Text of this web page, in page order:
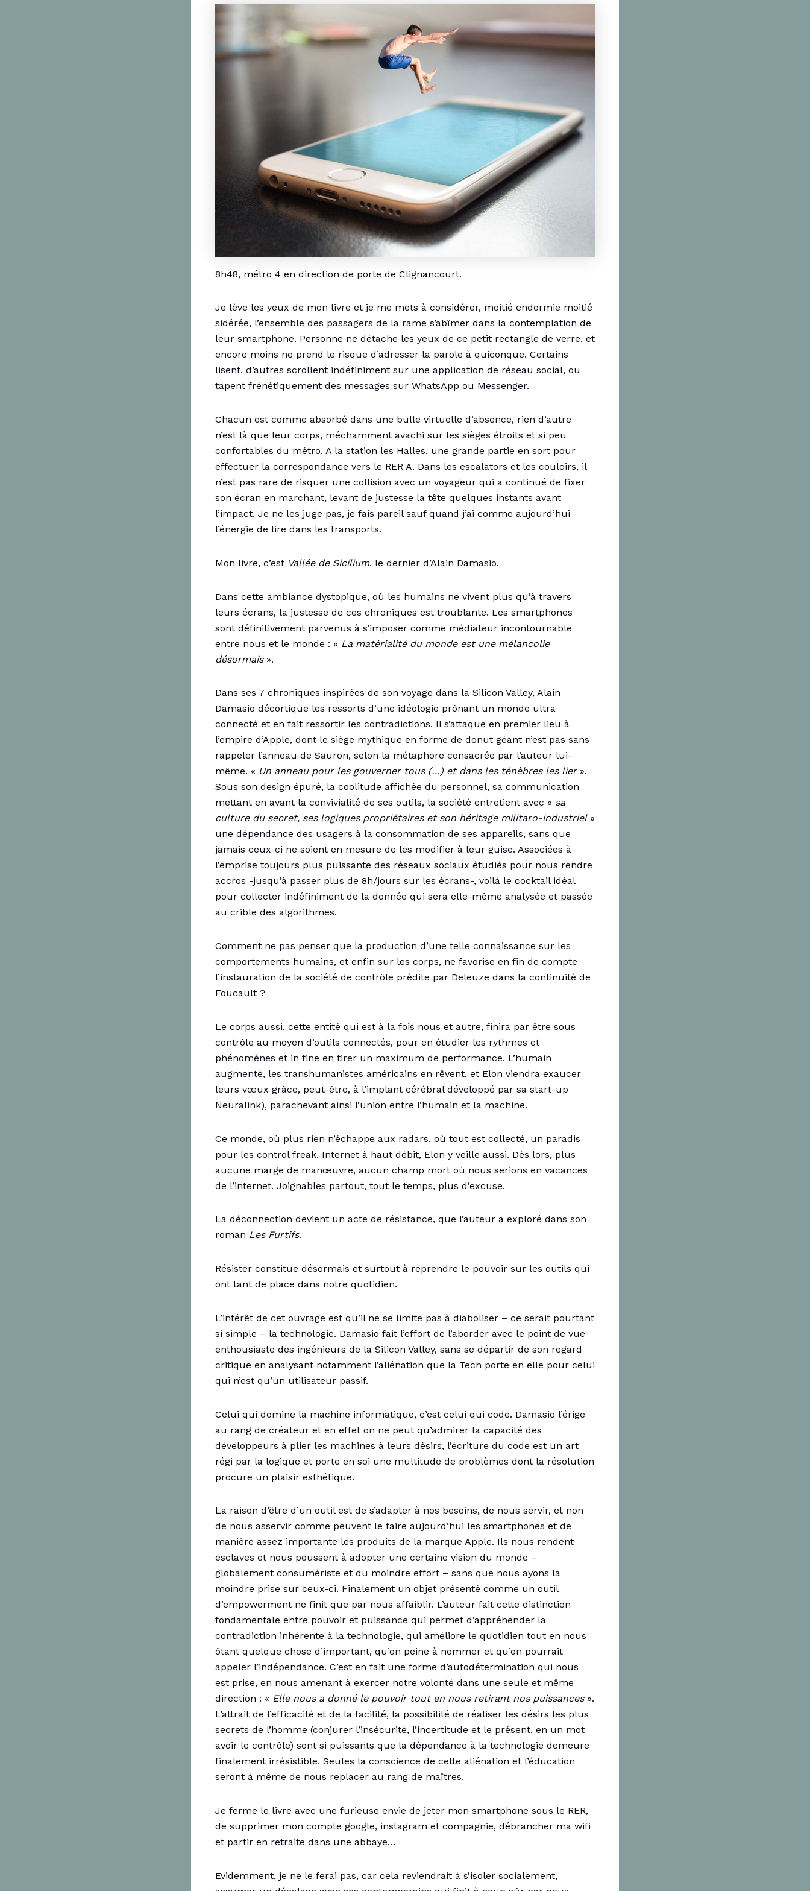
8h48, métro 4 en direction de porte de Clignancourt.
Je lève les yeux de mon livre et je me mets à considérer, moitié endormie moitié
sidérée, l’ensemble des passagers de la rame s’abîmer dans la contemplation de
leur smartphone. Personne ne détache les yeux de ce petit rectangle de verre, et
encore moins ne prend le risque d’adresser la parole à quiconque. Certains
lisent, d’autres scrollent indéfiniment sur une application de réseau social, ou
tapent frénétiquement des messages sur WhatsApp ou Messenger.
Chacun est comme absorbé dans une bulle virtuelle d’absence, rien d’autre
n’est là que leur corps, méchamment avachi sur les sièges étroits et si peu
confortables du métro. A la station les Halles, une grande partie en sort pour
effectuer la correspondance vers le RER A. Dans les escalators et les couloirs, il
n’est pas rare de risquer une collision avec un voyageur qui a continué de fixer
son écran en marchant, levant de justesse la tête quelques instants avant
l’impact. Je ne les juge pas, je fais pareil sauf quand j’ai comme aujourd’hui
l’énergie de lire dans les transports.
Mon livre, c’est Vallée de Sicilium, le dernier d’Alain Damasio.
Dans cette ambiance dystopique, où les humains ne vivent plus qu’à travers
leurs écrans, la justesse de ces chroniques est troublante. Les smartphones
sont définitivement parvenus à s’imposer comme médiateur incontournable
entre nous et le monde : « La matérialité du monde est une mélancolie
désormais ».
Dans ses 7 chroniques inspirées de son voyage dans la Silicon Valley, Alain
Damasio décortique les ressorts d’une idéologie prônant un monde ultra
connecté et en fait ressortir les contradictions. Il s’attaque en premier lieu à
l’empire d’Apple, dont le siège mythique en forme de donut géant n’est pas sans
rappeler l’anneau de Sauron, selon la métaphore consacrée par l’auteur lui-
même. « Un anneau pour les gouverner tous (…) et dans les ténèbres les lier ».
Sous son design épuré, la coolitude affichée du personnel, sa communication
mettant en avant la convivialité de ses outils, la société entretient avec « sa
culture du secret, ses logiques propriétaires et son héritage militaro-industriel »
une dépendance des usagers à la consommation de ses appareils, sans que
jamais ceux-ci ne soient en mesure de les modifier à leur guise. Associées à
l’emprise toujours plus puissante des réseaux sociaux étudiés pour nous rendre
accros -jusqu’à passer plus de 8h/jours sur les écrans-, voilà le cocktail idéal
pour collecter indéfiniment de la donnée qui sera elle-même analysée et passée
au crible des algorithmes.
Comment ne pas penser que la production d’une telle connaissance sur les
comportements humains, et enfin sur les corps, ne favorise en fin de compte
l’instauration de la société de contrôle prédite par Deleuze dans la continuité de
Foucault ?
Le corps aussi, cette entité qui est à la fois nous et autre, finira par être sous
contrôle au moyen d’outils connectés, pour en étudier les rythmes et
phénomènes et in fine en tirer un maximum de performance. L’humain
augmenté, les transhumanistes américains en rêvent, et Elon viendra exaucer
leurs vœux grâce, peut-être, à l’implant cérébral développé par sa start-up
Neuralink), parachevant ainsi l’union entre l’humain et la machine.
Ce monde, où plus rien n’échappe aux radars, où tout est collecté, un paradis
pour les control freak. Internet à haut débit, Elon y veille aussi. Dès lors, plus
aucune marge de manœuvre, aucun champ mort où nous serions en vacances
de l’internet. Joignables partout, tout le temps, plus d’excuse.
La déconnection devient un acte de résistance, que l’auteur a exploré dans son
roman Les Furtifs.
Résister constitue désormais et surtout à reprendre le pouvoir sur les outils qui
ont tant de place dans notre quotidien.
L’intérêt de cet ouvrage est qu’il ne se limite pas à diaboliser – ce serait pourtant
si simple – la technologie. Damasio fait l’effort de l’aborder avec le point de vue
enthousiaste des ingénieurs de la Silicon Valley, sans se départir de son regard
critique en analysant notamment l’aliénation que la Tech porte en elle pour celui
qui n’est qu’un utilisateur passif.
Celui qui domine la machine informatique, c’est celui qui code. Damasio l’érige
au rang de créateur et en effet on ne peut qu’admirer la capacité des
développeurs à plier les machines à leurs désirs, l’écriture du code est un art
régi par la logique et porte en soi une multitude de problèmes dont la résolution
procure un plaisir esthétique.
La raison d’être d’un outil est de s’adapter à nos besoins, de nous servir, et non
de nous asservir comme peuvent le faire aujourd’hui les smartphones et de
manière assez importante les produits de la marque Apple. Ils nous rendent
esclaves et nous poussent à adopter une certaine vision du monde –
globalement consumériste et du moindre effort – sans que nous ayons la
moindre prise sur ceux-ci. Finalement un objet présenté comme un outil
d’empowerment ne finit que par nous affaiblir. L’auteur fait cette distinction
fondamentale entre pouvoir et puissance qui permet d’appréhender la
contradiction inhérente à la technologie, qui améliore le quotidien tout en nous
ôtant quelque chose d’important, qu’on peine à nommer et qu’on pourrait
appeler l’indépendance. C’est en fait une forme d’autodétermination qui nous
est prise, en nous amenant à exercer notre volonté dans une seule et même
direction : « Elle nous a donné le pouvoir tout en nous retirant nos puissances ».
L’attrait de l’efficacité et de la facilité, la possibilité de réaliser les désirs les plus
secrets de l’homme (conjurer l’insécurité, l’incertitude et le présent, en un mot
avoir le contrôle) sont si puissants que la dépendance à la technologie demeure
finalement irrésistible. Seules la conscience de cette aliénation et l’éducation
seront à même de nous replacer au rang de maîtres.
Je ferme le livre avec une furieuse envie de jeter mon smartphone sous le RER,
de supprimer mon compte google, instagram et compagnie, débrancher ma wifi
et partir en retraite dans une abbaye…
Evidemment, je ne le ferai pas, car cela reviendrait à s’isoler socialement,